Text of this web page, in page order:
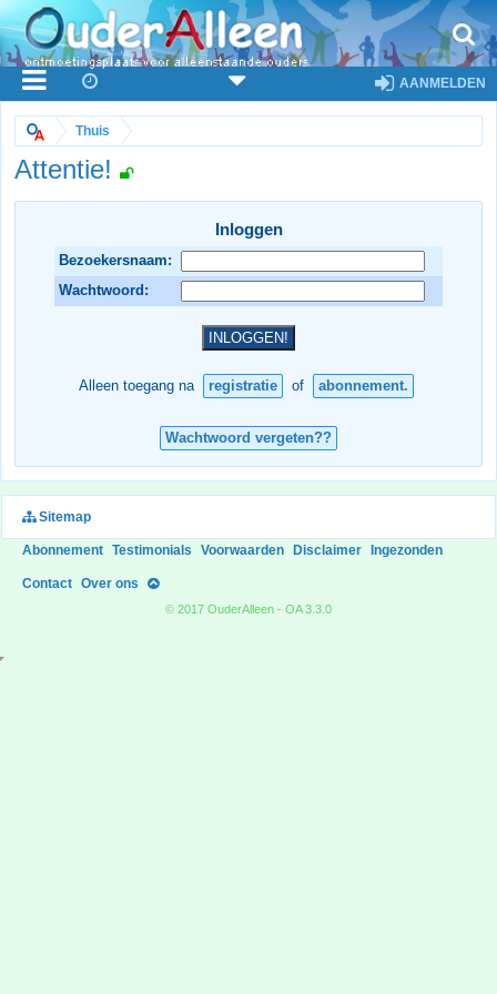
AANMELDEN
Thuis
Attentie!
Inloggen
Bezoekersnaam:
Wachtwoord:
Alleen toegang na registratie of abonnement.
Wachtwoord vergeten??
Sitemap
Abonnement Testimonials Voorwaarden Disclaimer Ingezonden
Contact Over ons
© 2017 OuderAlleen - OA 3.3.0